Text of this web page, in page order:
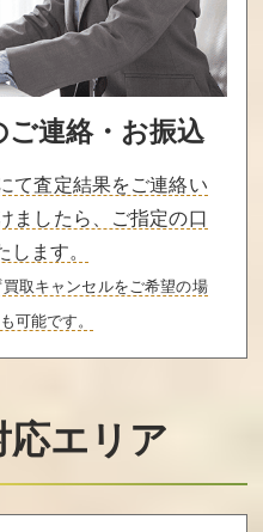
ご連絡・お振込
て査定結果をご連絡い
ましたら、ご指定の口
します。
取キャンセルをご希望の場
可能です。
応エリア